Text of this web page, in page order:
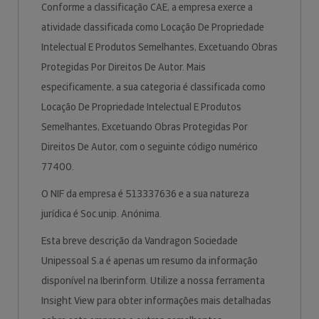
Conforme a classificação CAE, a empresa exerce a
atividade classificada como Locação De Propriedade
Intelectual E Produtos Semelhantes, Excetuando Obras
Protegidas Por Direitos De Autor. Mais
especificamente, a sua categoria é classificada como
Locação De Propriedade Intelectual E Produtos
Semelhantes, Excetuando Obras Protegidas Por
Direitos De Autor, com o seguinte código numérico
77400.
O NIF da empresa é 513337636 e a sua natureza
jurídica é Soc.unip. Anónima.
Esta breve descrição da Vandragon Sociedade
Unipessoal S.a é apenas um resumo da informação
disponível na Iberinform. Utilize a nossa ferramenta
Insight View para obter informações mais detalhadas